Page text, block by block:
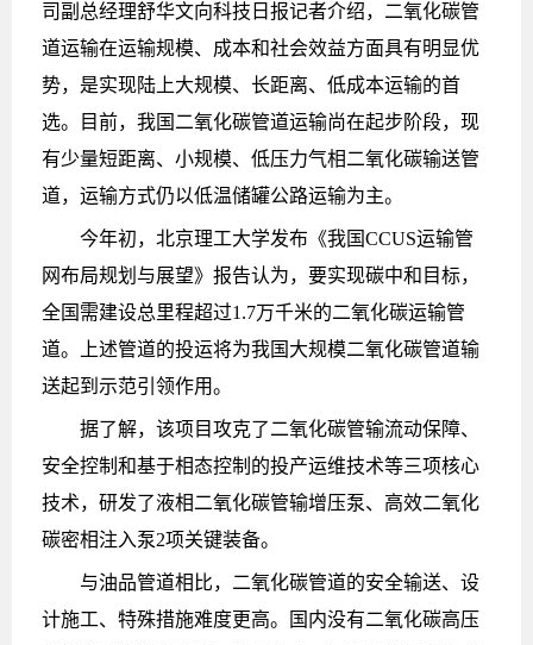
司副总经理舒华文向科技日报记者介绍，二氧化碳管
道运输在运输规模、成本和社会效益方面具有明显优
势，是实现陆上大规模、长距离、低成本运输的首
选。目前，我国二氧化碳管道运输尚在起步阶段，现
有少量短距离、小规模、低压力气相二氧化碳输送管
道，运输方式仍以低温储罐公路运输为主。
今年初，北京理工大学发布《我国CCUS运输管
网布局规划与展望》报告认为，要实现碳中和目标，
全国需建设总里程超过1.7万千米的二氧化碳运输管
道。上述管道的投运将为我国大规模二氧化碳管道输
送起到示范引领作用。
据了解，该项目攻克了二氧化碳管输流动保障、
安全控制和基于相态控制的投产运维技术等三项核心
技术，研发了液相二氧化碳管输增压泵、高效二氧化
碳密相注入泵2项关键装备。
与油品管道相比，二氧化碳管道的安全输送、设
计施工、特殊措施难度更高。国内没有二氧化碳高压